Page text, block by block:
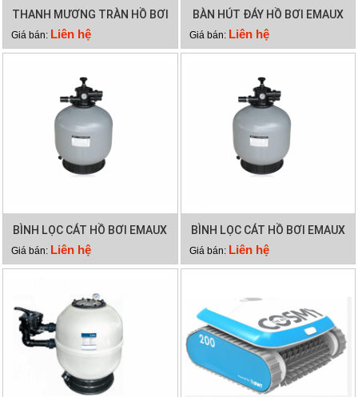
THANH MƯƠNG TRÀN HỒ BƠI
Giá bán: Liên hệ
BÀN HÚT ĐÁY HỒ BƠI EMAUX
Giá bán: Liên hệ
BÌNH LỌC CÁT HỒ BƠI EMAUX
V650
Giá bán: Liên hệ
BÌNH LỌC CÁT HỒ BƠI EMAUX
V900
Giá bán: Liên hệ